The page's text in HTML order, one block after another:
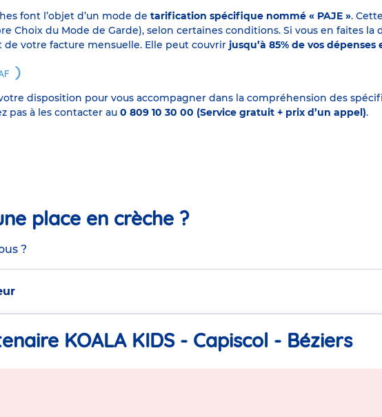
font l’objet d’un mode de tarification spécifique nommé « PAJE ».
Choix du Mode de Garde), selon certaines conditions. Si vous en faites
de votre facture mensuelle. Elle peut couvrir jusqu’à 85% de vos
disposition pour vous accompagner dans la compréhension des
pas à les contacter au 0 809 10 30 00 (Service gratuit + prix d’un appel).
place en crèche ?
?
KOALA KIDS - Capiscol - Béziers